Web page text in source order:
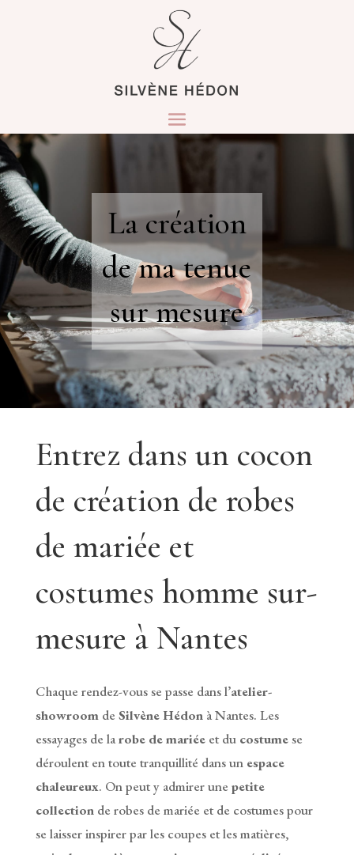
La création
de ma tenue
sur mesure
Entrez dans un cocon
de création de robes
de mariée et
costumes homme sur-
mesure à Nantes
Chaque rendez-vous se passe dans l’atelier-
showroom de Silvène Hédon à Nantes. Les
essayages de larobe de mariée et du costumese
déroulent en toute tranquillité dans un espace
chaleureux. On peut y admirer une petite
collection de robes de mariée et de costumes pour
se laisser inspirer par les coupes et les matières,